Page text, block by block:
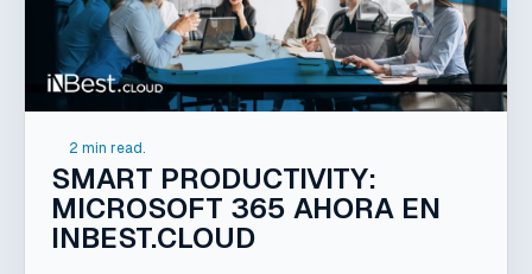
2 min read.
SMART PRODUCTIVITY:
MICROSOFT 365 AHORA EN
INBEST.CLOUD